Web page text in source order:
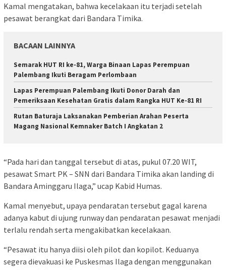
Kamal mengatakan, bahwa kecelakaan itu terjadi setelah
pesawat berangkat dari Bandara Timika.
BACAAN LAINNYA
Semarak HUT RI ke-81, Warga Binaan Lapas Perempuan
Palembang Ikuti Beragam Perlombaan
Lapas Perempuan Palembang Ikuti Donor Darah dan
Pemeriksaan Kesehatan Gratis dalam Rangka HUT Ke-81 RI
Rutan Baturaja Laksanakan Pemberian Arahan Peserta
Magang Nasional Kemnaker Batch I Angkatan 2
“Pada hari dan tanggal tersebut di atas, pukul 07.20 WIT,
pesawat Smart PK – SNN dari Bandara Timika akan landing di
Bandara Aminggaru Ilaga,” ucap Kabid Humas.
Kamal menyebut, upaya pendaratan tersebut gagal karena
adanya kabut di ujung runway dan pendaratan pesawat menjadi
terlalu rendah serta mengakibatkan kecelakaan.
“Pesawat itu hanya diisi oleh pilot dan kopilot. Keduanya
segera dievakuasi ke Puskesmas Ilaga dengan menggunakan